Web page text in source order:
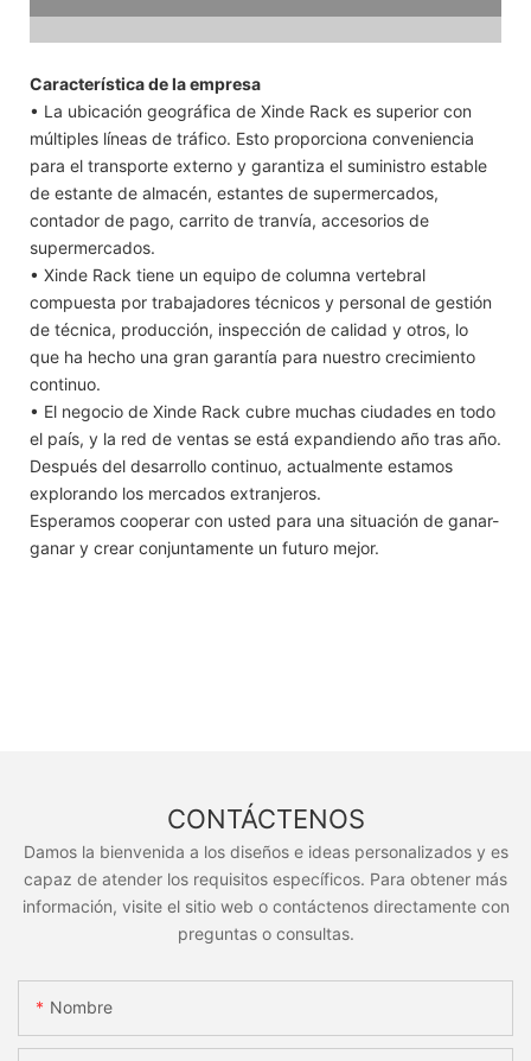
Característica de la empresa
• La ubicación geográfica de Xinde Rack es superior con
múltiples líneas de tráfico. Esto proporciona conveniencia
para el transporte externo y garantiza el suministro estable
de estante de almacén, estantes de supermercados,
contador de pago, carrito de tranvía, accesorios de
supermercados.
• Xinde Rack tiene un equipo de columna vertebral
compuesta por trabajadores técnicos y personal de gestión
de técnica, producción, inspección de calidad y otros, lo
que ha hecho una gran garantía para nuestro crecimiento
continuo.
• El negocio de Xinde Rack cubre muchas ciudades en todo
el país, y la red de ventas se está expandiendo año tras año.
Después del desarrollo continuo, actualmente estamos
explorando los mercados extranjeros.
Esperamos cooperar con usted para una situación de ganar-
ganar y crear conjuntamente un futuro mejor.
CONTÁCTENOS
Damos la bienvenida a los diseños e ideas personalizados y es
capaz de atender los requisitos específicos. Para obtener más
información, visite el sitio web o contáctenos directamente con
preguntas o consultas.
Nombre